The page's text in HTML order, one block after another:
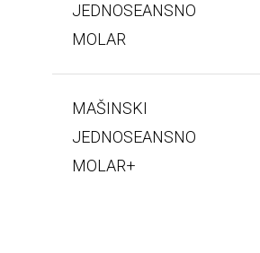
JEDNOSEANSNO
MOLAR
MAŠINSKI
JEDNOSEANSNO
MOLAR+